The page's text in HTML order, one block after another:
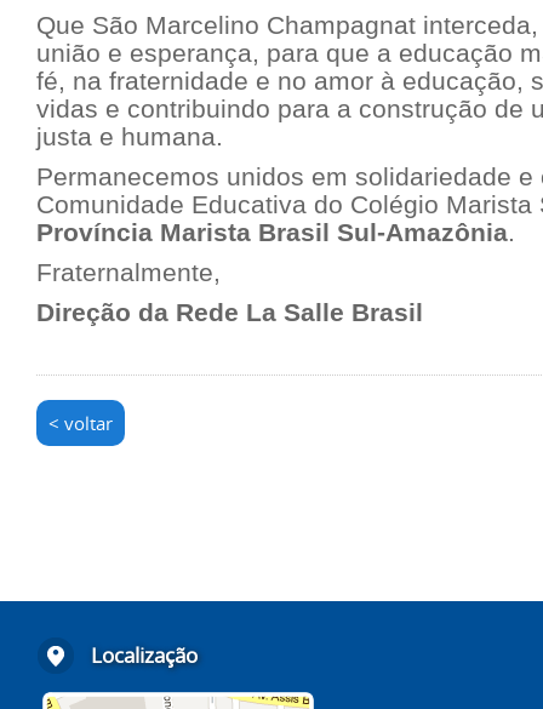
Que São Marcelino Champagnat
união e esperança, para que a educação
fé, na fraternidade e no amor à educação,
vidas e contribuindo para a construção de
justa e humana.
Permanecemos unidos em solidariedade
Comunidade Educativa do Colégio Marista
Província Marista Brasil Sul-Amazônia.
Fraternalmente,
Direção da Rede La Salle Brasil
< voltar
Localização